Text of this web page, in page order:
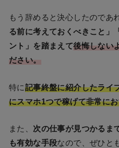
もう辞めると決心したのであ
る前に考えておくべきこと」
ント」 を踏まえて後悔しない
ださい。
特に記事終盤に紹介したライ
にスマホ1つで稼げて非常に
また、 次の仕事が見つかるま
も有効な手段なので、ぜひと